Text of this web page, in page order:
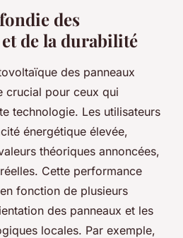
des
de la durabilité
des panneaux
crucial pour ceux qui
technologie. Les utilisateurs
énergétique élevée,
théoriques annoncées,
Cette performance
fonction de plusieurs
des panneaux et les
locales. Par exemple,